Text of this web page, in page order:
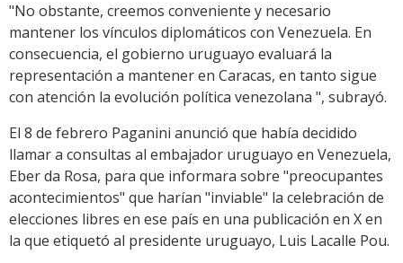
"No obstante, creemos conveniente y necesario
mantener los vínculos diplomáticos con Venezuela. En
consecuencia, el gobierno uruguayo evaluará la
representación a mantener en Caracas, en tanto sigue
con atención la evolución política venezolana ", subrayó.
El 8 de febrero Paganini anunció que había decidido
llamar a consultas al embajador uruguayo en Venezuela,
Eber da Rosa, para que informara sobre "preocupantes
acontecimientos" que harían "inviable" la celebración de
elecciones libres en ese país en una publicación en X en
la que etiquetó al presidente uruguayo, Luis Lacalle Pou.